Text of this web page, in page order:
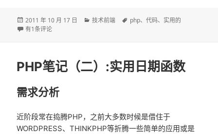
发
布
2011 年 10 月 17 日
分
技术前端
标
php、代码、 实用的
实用工具：PHPXref试用笔记
有1条评论
PHP笔记（二）:实用日期函数
需求分析
近阶段常在捣腾PHP，之前大多数时候是借住于
WORDPRESS、THINKPHP等折腾一些简单的应用或是